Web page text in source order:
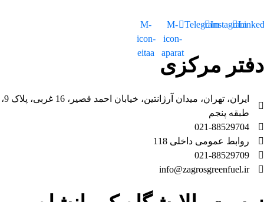
Instagram
Telegram
M-
icon-
aparat
M-
icon-
eitaa
دفتر مرکزی
ایران، تهران، میدان آرژانتین، خیابان احمد قصیر، 16 غربی، پلاک 9،
طبقه پنجم
021-88529704
روابط عمومی داخلی 118
021-88529709
info@zagrosgreenfuel.ir​